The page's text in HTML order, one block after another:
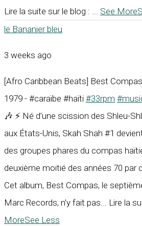
Lire la suite sur le blog : ... See More
le Bananier bleu
3 weeks ago
[Afro Caribbean Beats] Best
1979 - #caraïbe #haïti #33rpm
🎶 ⚡ Né d’une scission des Shleu-
aux États-Unis, Skah Shah #1
des groupes phares du compas
deuxième moitié des années 70 par
Cet album, Best Compas, le
Marc Records, n’y fait pas... Lire la
MoreSee Less